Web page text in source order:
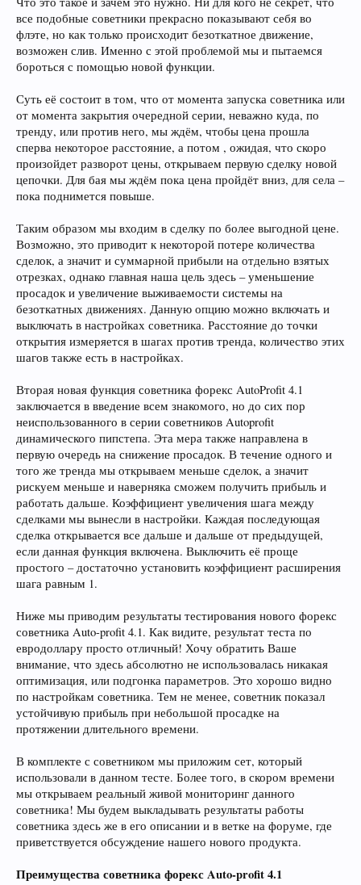
все подобные советники прекрасно показывают себя во
флэте, но как только происходит безоткатное движение,
возможен слив. Именно с этой проблемой мы и пытаемся
бороться с помощью новой функции.
Суть её состоит в том, что от момента запуска советника или
от момента закрытия очередной серии, неважно куда, по
тренду, или против него, мы ждём, чтобы цена прошла
сперва некоторое расстояние, а потом , ожидая, что скоро
произойдет разворот цены, открываем первую сделку новой
цепочки. Для бая мы ждём пока цена пройдёт вниз, для села –
пока поднимется повыше.
Таким образом мы входим в сделку по более выгодной цене.
Возможно, это приводит к некоторой потере количества
сделок, а значит и суммарной прибыли на отдельно взятых
отрезках, однако главная наша цель здесь – уменьшение
просадок и увеличение выживаемости системы на
безоткатных движениях. Данную опцию можно включать и
выключать в настройках советника. Расстояние до точки
открытия измеряется в шагах против тренда, количество этих
шагов также есть в настройках.
Вторая новая функция советника форекс AutoProfit 4.1
заключается в введение всем знакомого, но до сих пор
неиспользованного в серии советников Autoprofit
динамического пипстепа. Эта мера также направлена в
первую очередь на снижение просадок. В течение одного и
того же тренда мы открываем меньше сделок, а значит
рискуем меньше и наверняка сможем получить прибыль и
работать дальше. Коэффициент увеличения шага между
сделками мы вынесли в настройки. Каждая последующая
сделка открывается все дальше и дальше от предыдущей,
если данная функция включена. Выключить её проще
простого – достаточно установить коэффициент расширения
шага равным 1.
Ниже мы приводим результаты тестирования нового форекс
советника Auto-profit 4.1. Как видите, результат теста по
евродоллару просто отличный! Хочу обратить Ваше
внимание, что здесь абсолютно не использовалась никакая
оптимизация, или подгонка параметров. Это хорошо видно
по настройкам советника. Тем не менее, советник показал
устойчивую прибыль при небольшой просадке на
протяжении длительного времени.
В комплекте с советником мы приложим сет, который
использовали в данном тесте. Более того, в скором времени
мы открываем реальный живой мониторинг данного
советника! Мы будем выкладывать результаты работы
советника здесь же в его описании и в ветке на форуме, где
приветствуется обсуждение нашего нового продукта.
Преимущества советника форекс Auto-profit 4.1